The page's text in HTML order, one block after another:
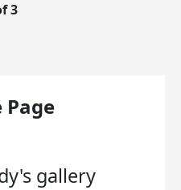
3
Page
gallery